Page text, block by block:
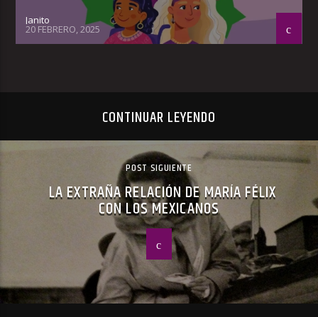
Janito
20 FEBRERO, 2025
CONTINUAR LEYENDO
POST SIGUIENTE
LA EXTRAÑA RELACIÓN DE MARÍA FÉLIX
CON LOS MEXICANOS